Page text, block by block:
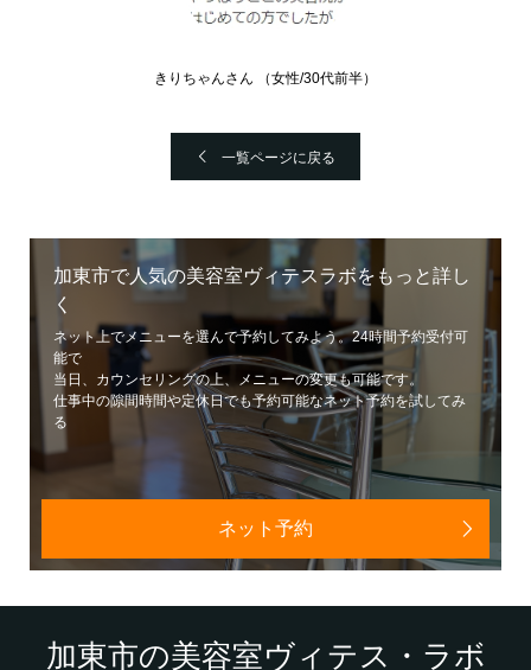
きりちゃんさん （女性/30代前半）
一覧ページに戻る
加東市で人気の美容室ヴィテスラボをもっと詳し
く
ネット上でメニューを選んで予約してみよう。24時間予約受付可
能で
当日、カウンセリングの上、メニューの変更も可能です。
仕事中の隙間時間や定休日でも予約可能なネット予約を試してみ
る
ネット予約
加東市の美容室ヴィテス・ラボ